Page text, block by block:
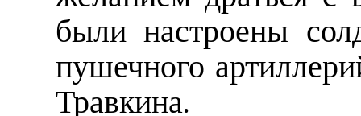
были настроены
пушечного
Травкина.